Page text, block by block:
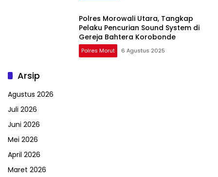
Polres Morowali Utara, Tangkap
Pelaku Pencurian Sound System di
Gereja Bahtera Korobonde
Polres Morut 6 Agustus 2025
Arsip
Agustus 2026
Juli 2026
Juni 2026
Mei 2026
April 2026
Maret 2026